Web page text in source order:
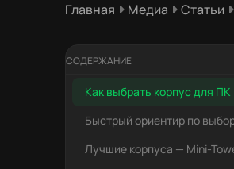
Главная Медиа Статьи
СОДЕРЖАНИЕ
Как выбрать корпус для ПК
Быстрый ориентир по
Лучшие корпуса — Mini-